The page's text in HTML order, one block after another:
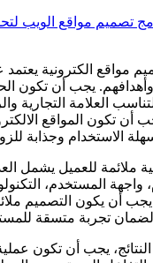
تصميم مواقع الويب
مواقع الكترونية
يجب أن تكون
العلامة التجارية
أن تكون المواقع
الاستخدام وجذابة
ملائمة للعميل يشمل
المستخدم،
أن يكون التصميم
تجربة متسقة
يجب أن تكون